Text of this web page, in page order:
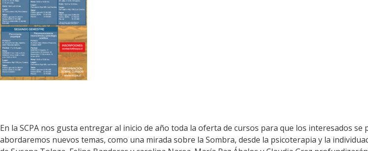
En la SCPA nos gusta entregar al inicio de año toda la oferta de cursos para que los interesados
abordaremos nuevos temas, como una mirada sobre la Sombra, desde la psicoterapia y la